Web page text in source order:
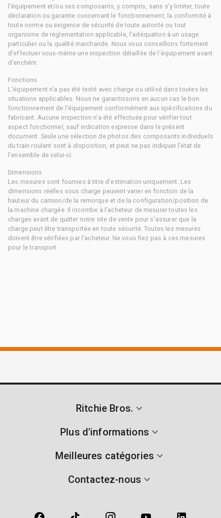
l'équipement et/ou ses composants, y compris, sans s'y limiter, toute
déclaration ou garantie concernant le fonctionnement, la conformité à
toute norme ou exigence de sécurité de toute autorité ou tout
organisme de réglementation applicable, l'adéquation à un usage
particulier ou la qualité marchande. Nous vous conseillons fortement
d'effectuer vous-même une inspection détaillée de l'équipement avant
d'enchérir.
Fonctions
L'équipement n'a pas été testé avec charge ou utilisé dans toutes les
situations applicables. Nous ne garantissons en aucun cas le bon
fonctionnement de l'équipement conformément aux spécifications du
fabricant. Aucune inspection n'a été effectuée pour vérifier tout
aspect fonctionnel, sauf indication expresse dans le présent
document. Seule une sélection de photos des composants individuels
du train roulant sont à disposition, et peut ne pas indiquer l'état de
l'ensemble de celui-ci.
Dimensions
Les mesures sont fournies à titre d'estimation uniquement. Les
dimensions réelles sous charge peuvent varier en fonction de la
hauteur du camion/de la remorque et de la configuration/position de
la machine chargée. Il incombe à l'acheteur de mesurer toutes les
charges avant de quitter notre site de vente pour s'assurer que la
charge peut être transportée en toute sécurité. Toutes les mesures
doivent être vérifiées par l'acheteur. Ne vous fiez pas à ces mesures
pour le transport.
Ritchie Bros.
Plus d'informations
Meilleures catégories
Contactez-nous